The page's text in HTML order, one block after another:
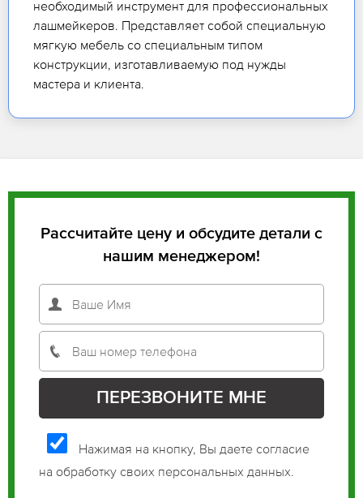
необходимый инструмент для профессиональных
лашмейкеров. Представляет собой специальную
мягкую мебель со специальным типом
конструкции, изготавливаемую под нужды
мастера и клиента.
Рассчитайте цену и обсудите детали с
нашим менеджером!
Нажимая на кнопку, Вы даете согласие
на обработку своих персональных данных.